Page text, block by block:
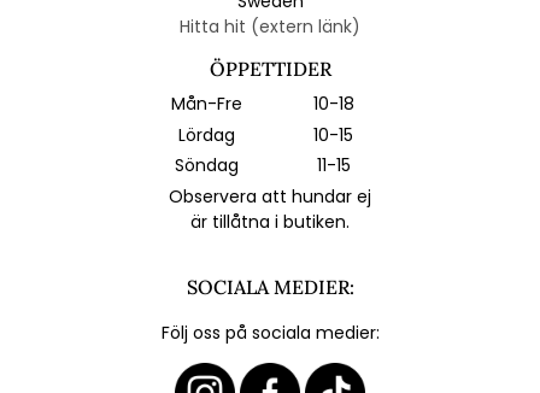
Hitta hit (extern länk)
ÖPPETTIDER
Mån-Fre
10-18
Lördag
10-15
Söndag
11-15
Observera att hundar ej
är tillåtna i butiken.
SOCIALA MEDIER:
Följ oss på sociala medier: